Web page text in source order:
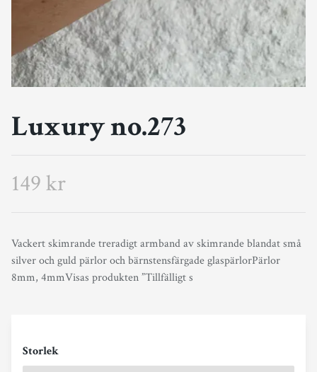
Luxury no.273
149 kr
Vackert skimrande treradigt armband av skimrande blandat små
silver och guld pärlor och bärnstensfärgade glaspärlorPärlor
8mm, 4mmVisas produkten ”Tillfälligt s
Storlek